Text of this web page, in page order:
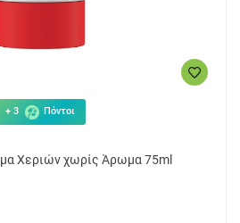
+ 3 Πόντοι
Χεριών χωρίς Άρωμα 75ml